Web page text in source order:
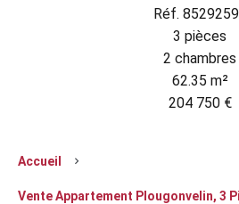
Réf.
3 pièces
2 chambres
62.35 m²
204 750 €
Accueil
Vente Appartement Plougonvelin, 3